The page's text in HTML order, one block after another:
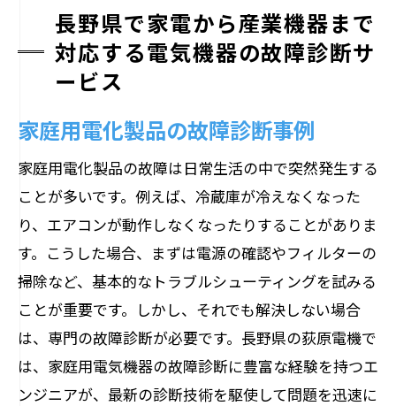
応
なぜ専門業者に依頼するべきか
長野県の電気機器診断サービスの特徴
器故障診断の流れ
初期診断の重要性とその方法
問題箇所の特定と原因究明
修理プランの提案と見積もり
迅速な対応でトラブルを解決
顧客満足度を高めるフォローアップ
事例紹介：実際の診断と修理の過程
信頼と技術で選ぶ長野県の電気機器故障診断
なら荻原電機
長野県で家電から産業機器まで
対応する電気機器の故障診断サ
ービス
家庭用電化製品の故障診断事例
家庭用電化製品の故障は日常生活の中で突然発生する
ことが多いです。例えば、冷蔵庫が冷えなくなった
り、エアコンが動作しなくなったりすることがありま
す。こうした場合、まずは電源の確認やフィルターの
掃除など、基本的なトラブルシューティングを試みる
ことが重要です。しかし、それでも解決しない場合
は、専門の故障診断が必要です。長野県の荻原電機で
は、家庭用電気機器の故障診断に豊富な経験を持つエ
ンジニアが、最新の診断技術を駆使して問題を迅速に